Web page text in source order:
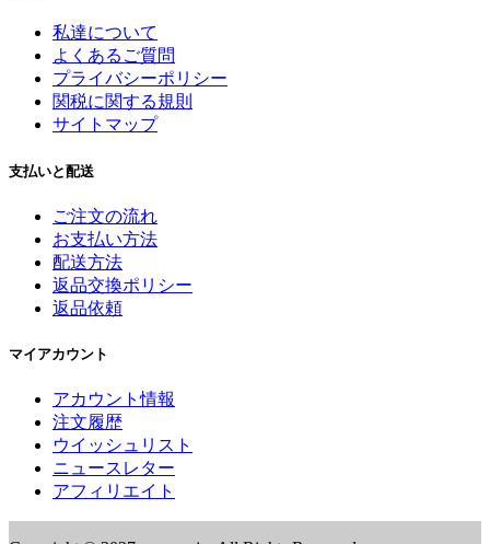
私達について
よくあるご質問
プライバシーポリシー
関税に関する規則
サイトマップ
支払いと配送
ご注文の流れ
お支払い方法
配送方法
返品交換ポリシー
返品依頼
マイアカウント
アカウント情報
注文履歴
ウイッシュリスト
ニュースレター
アフィリエイト